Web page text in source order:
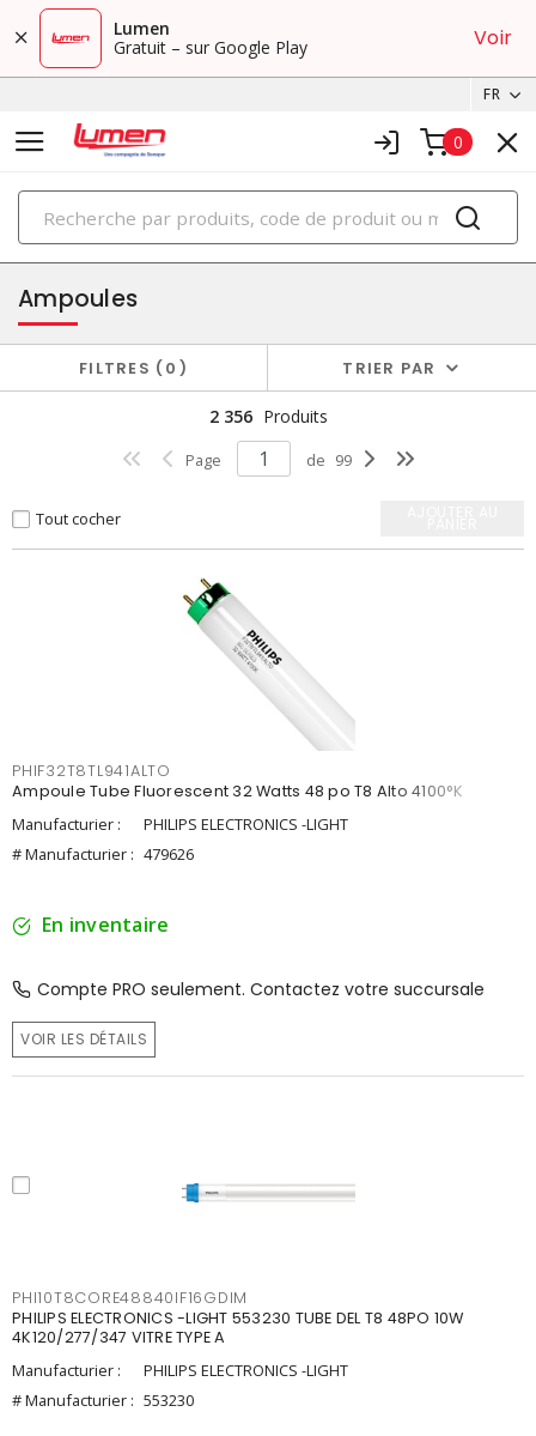
Lumen
Gratuit – sur Google Play
Voir
FR
0
PRODUITS
éclairage
Ampoules
FILTRES 0 TRIER PAR
2 356 Produits
Page de 99
Tout cocher
PHIF32T8TL941ALTO
Ampoule Tube Fluorescent 32 Watts 48 po T8 Alto 4100°K
Manufacturier :
PHILIPS ELECTRONICS -LIGHT
# Manufacturier : 479626
En inventaire
Compte PRO seulement. Contactez votre succursale
VOIR LES DÉTAILS
PHI10T8CORE48840IF16GDIM
PHILIPS ELECTRONICS -LIGHT 553230 TUBE DEL T8 48PO 10W
4K120/277/347 VITRE TYPE A
Manufacturier :
PHILIPS ELECTRONICS -LIGHT
# Manufacturier : 553230